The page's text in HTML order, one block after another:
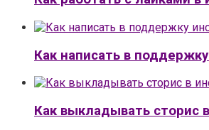
Как написать в
Как выкладывать сторис